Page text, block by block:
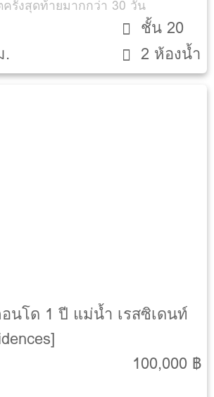
ครั้งสุดท้ายมากกว่า 30 วัน
.
ชั้น 20
2 ห้องน้ำ
อนโด 1 ปี แม่น้ำ เรสซิเดนท์
100,000 ฿